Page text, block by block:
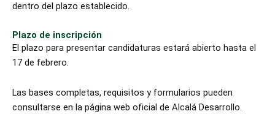
dentro del plazo establecido.
Plazo de inscripción
El plazo para presentar candidaturas estará abierto hasta el
17 de febrero.
Las bases completas, requisitos y formularios pueden
consultarse en la página web oficial de Alcalá Desarrollo.